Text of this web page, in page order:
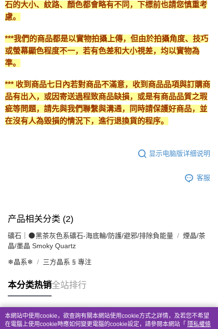
石的大小、紋路、顏色都會略有不同，下標前也請您慎重考
慮。
***我們的商品都是以實物拍攝上傳，但由於拍攝角度、技巧
或螢幕顯色程度不一，若有色差和大小視差，均以實物為
準。
*** 收到商品七日內若對商品不滿意，收到商品品項與訂購商
品有出入，或因寄送過程致商品缺損，或是有商品品質之瑕
疵等問題，請先與我們聯繫與溝通，同時請保護好商品，並
在沒有人為毀損的情況下，進行退換貨的程序。
显示电脑版详细说明
客服
产品相关分类 (2)
礦石｜🌑黑茶灰色系礦石-海底輪/防護/避邪/排除負能量
煙晶/茶
晶/墨晶 Smoky Quartz
❄晶系❄ 三方晶系 § 專注
本分类热销全站排行
热门标签
本網站中使用cookie，欲查詢有關本網站使用cookie方式之詳情，及若您不希望
在電腦上使用cookie時應如何變更電腦的cookie設定，請參閱本網站「 隱私權條